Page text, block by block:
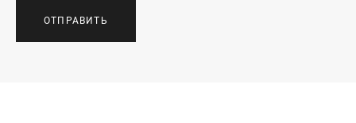
ОТПРАВИТЬ